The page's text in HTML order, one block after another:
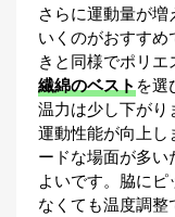
さらに運動量が
いくのがおすすめ
きと同様でポリ
繊綿のベストを選
温力は少し下がり
運動性能が向上し
ードな場面が多い
よいです。脇に
なくても温度調整